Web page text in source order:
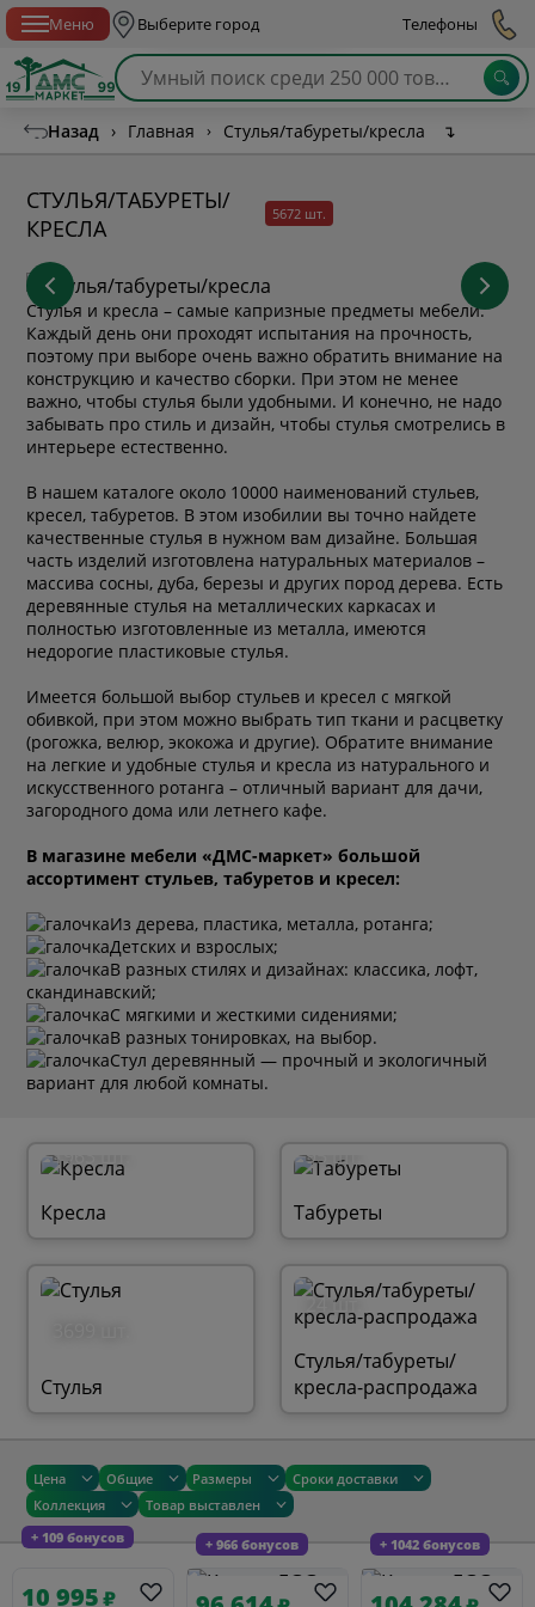
Меню Выберите город Телефоны
Назад › Главная › Стулья/табуреты/кресла ↴
СТУЛЬЯ/ТАБУРЕТЫ/
КРЕСЛА
5672 шт.
Стулья и кресла – самые капризные предметы мебели.
Каждый день они проходят испытания на прочность,
поэтому при выборе очень важно обратить внимание на
конструкцию и качество сборки. При этом не менее
важно, чтобы стулья были удобными. И конечно, не надо
забывать про стиль и дизайн, чтобы стулья смотрелись в
интерьере естественно.
В нашем каталоге около 10000 наименований стульев,
кресел, табуретов. В этом изобилии вы точно найдете
качественные стулья в нужном вам дизайне. Большая
часть изделий изготовлена натуральных материалов –
массива сосны, дуба, березы и других пород дерева. Есть
деревянные стулья на металлических каркасах и
полностью изготовленные из металла, имеются
недорогие пластиковые стулья.
Имеется большой выбор стульев и кресел с мягкой
обивкой, при этом можно выбрать тип ткани и расцветку
(рогожка, велюр, экокожа и другие). Обратите внимание
на легкие и удобные стулья и кресла из натурального и
искусственного ротанга – отличный вариант для дачи,
загородного дома или летнего кафе.
В магазине мебели «ДМС-маркет» большой
ассортимент стульев, табуретов и кресел:
Из дерева, пластика, металла, ротанга;
Детских и взрослых;
В разных стилях и дизайнах: классика, лофт,
скандинавский;
С мягкими и жесткими сидениями;
В разных тонировках, на выбор.
Стул деревянный — прочный и экологичный
вариант для любой комнаты.
1963 шт.
Кресла
95 шт.
Табуреты
Стулья
24 шт.
Стулья/табуреты/
кресла-распродажа
Цена Общие Размеры
Сроки доставки
Коллекция
Товар выставлен
+ 109 бонусов
10 995₽
+ 966 бонусов + 1042 бонусов